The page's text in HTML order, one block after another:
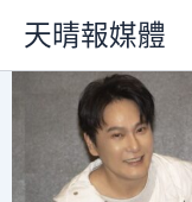
主
天晴報媒體